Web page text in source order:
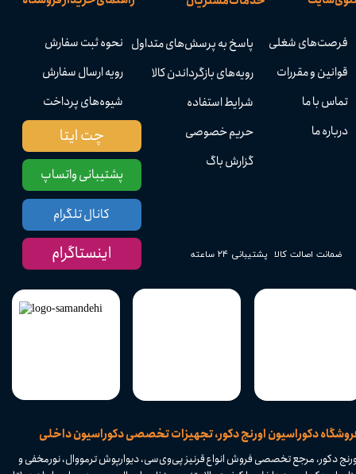
دکوراسیون اورنج دکور، تجهیزات تخصصی دکوراسیون داخلی
پشتیبانی ۲۴ ساعته ضمانت اصالت کالا
نحوه ثبت سفارش
رویه ارسال سفارش
شیوه‌های پرداخت
پاسخ به پرسش‌های متداول
رویه‌های بازگرداندن کالا
شرایط استفاده
حریم خصوصی
گزارش باگ
فرصت‌های شغلی
قوانین و مقررات
تماس با ما
درباره ما
دکور، مرجع تخصصی فروش انواع قرنیز پی‌وی‌سی، دیوارپوش ترمووال، نورمخفی و
پشتیبانی واتساپ
چت ایتا
کانال تلگرام
اینستاگرام